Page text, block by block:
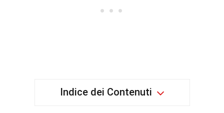
Indice dei Contenuti